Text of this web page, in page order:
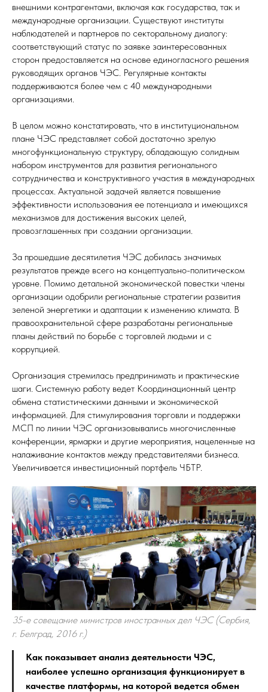
внешними контрагентами, включая как государства, так и
международные организации. Существуют институты
наблюдателей и партнеров по секторальному диалогу:
соответствующий статус по заявке заинтересованных
сторон предоставляется на основе единогласного решения
руководящих органов ЧЭС. Регулярные контакты
поддерживаются более чем с 40 международными
организациями.
В целом можно констатировать, что в институциональном
плане ЧЭС представляет собой достаточно зрелую
многофункциональную структуру, обладающую солидным
набором инструментов для развития регионального
сотрудничества и конструктивного участия в международных
процессах. Актуальной задачей является повышение
эффективности использования ее потенциала и имеющихся
механизмов для достижения высоких целей,
провозглашенных при создании организации.
За прошедшие десятилетия ЧЭС добилась значимых
результатов прежде всего на концептуально-политическом
уровне. Помимо детальной экономической повестки члены
организации одобрили региональные стратегии развития
зеленой энергетики и адаптации к изменению климата. В
правоохранительной сфере разработаны региональные
планы действий по борьбе с торговлей людьми и с
коррупцией.
Организация стремилась предпринимать и практические
шаги. Системную работу ведет Координационный центр
обмена статистическими данными и экономической
информацией. Для стимулирования торговли и поддержки
МСП по линии ЧЭС организовывались многочисленные
конференции, ярмарки и другие мероприятия, нацеленные на
налаживание контактов между представителями бизнеса.
Увеличивается инвестиционный портфель ЧБТР.
35-е совещание министров иностранных дел ЧЭС (Сербия,
г. Белград, 2016 г.)
Как показывает анализ деятельности ЧЭС,
наиболее успешно организация функционирует в
качестве платформы, на которой ведется обмен